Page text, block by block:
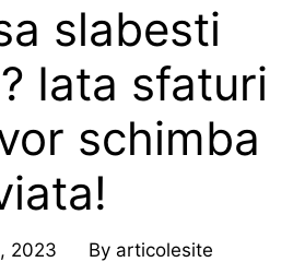
slabesti
Iata sfaturi
schimba
2023 By articolesite